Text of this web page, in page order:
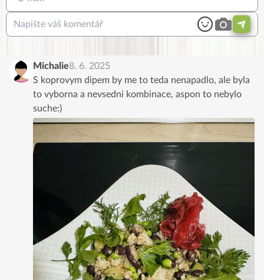
Michalie8. 6. 2025
S koprovym dipem by me to teda nenapadlo, ale byla
to vyborna a nevsedni kombinace, aspon to nebylo
suche:)